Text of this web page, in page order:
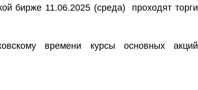
бирже 11.06.2025 (среда) проходят торги
времени курсы основных акций